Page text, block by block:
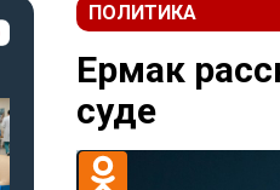
ПОЛИТИКА
Ермак
суде